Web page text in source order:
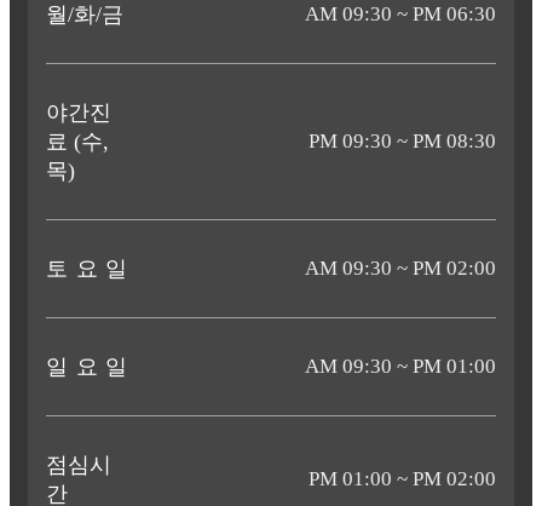
월/화/금 AM 09:30 ~ PM 06:30
야간진
료 (수,
목)
PM 09:30 ~ PM 08:30
토 요 일 AM 09:30 ~ PM 02:00
일 요 일 AM 09:30 ~ PM 01:00
점심시
간
PM 01:00 ~ PM 02:00